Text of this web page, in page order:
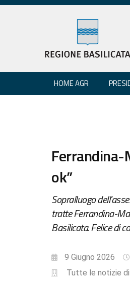
HOME AGR
Ferrandina-
ok”
Sopralluogo
tratte Ferrandina-
Basilicata. Felice di
9 Giugno 2026
Tutte le notizie di